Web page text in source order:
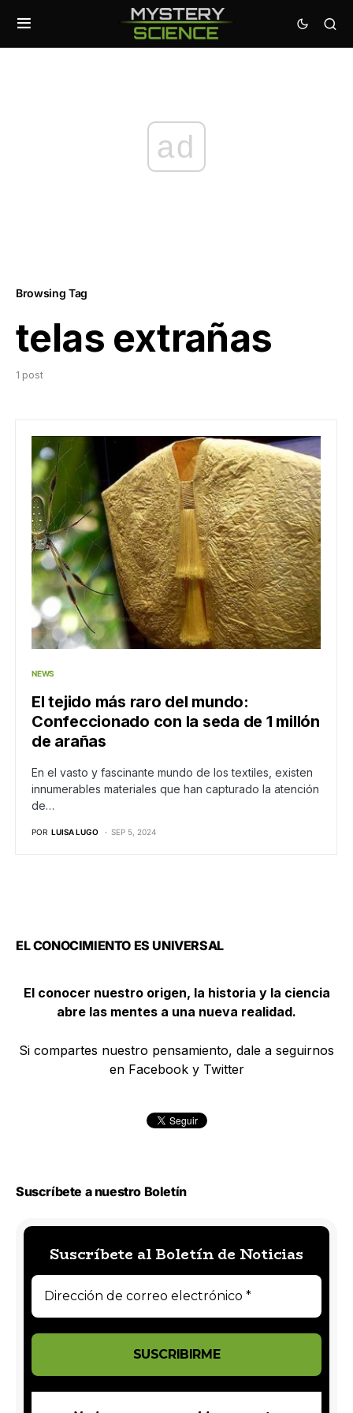
ad
Browsing Tag
telas extrañas
1 post
NEWS
El tejido más raro del mundo:
Confeccionado con la seda de 1 millón
de arañas
En el vasto y fascinante mundo de los textiles, existen
innumerables materiales que han capturado la atención
de…
POR LUISA LUGO SEP 5, 2024
EL CONOCIMIENTO ES UNIVERSAL
El conocer nuestro origen, la historia y la ciencia
abre las mentes a una nueva realidad.
Si compartes nuestro pensamiento, dale a seguirnos
en Facebook y Twitter
Suscríbete a nuestro Boletín
Suscríbete al Boletín de Noticias